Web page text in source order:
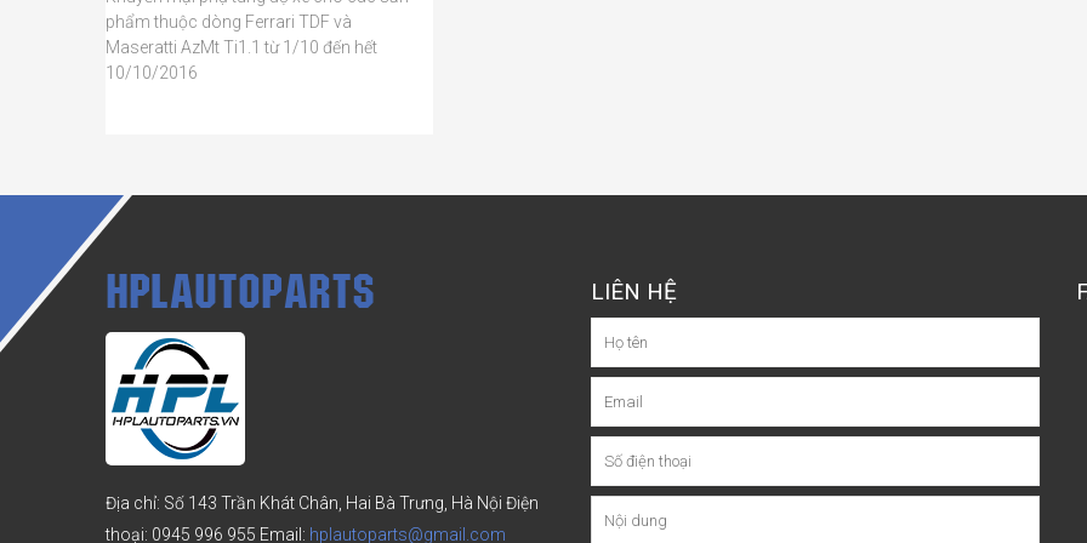
phẩm thuộc dòng Ferrari TDF và
Maseratti AzMt Ti1.1 từ 1/10 đến hết
10/10/2016
HPLAUTOPARTS
Địa chỉ: Số 143 Trần Khát Chân, Hai Bà Trưng, Hà Nội Điện
thoại: 0945 996 955 Email: hplautoparts@gmail.com
LIÊN HỆ